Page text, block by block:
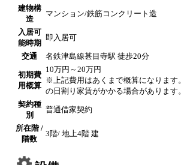
建物構
造
マンション/鉄筋コンクリート造
入居可
能時期
即入居可
交通 名鉄津島線甚目寺駅 徒歩20分
初期費
用概算
10万円～20万円
※上記費用はあくまで概算になります
の日割り家賃がかかる場合があります。
契約種
別
普通借家契約
所在階 /
階数
3階/ 地上4階 建